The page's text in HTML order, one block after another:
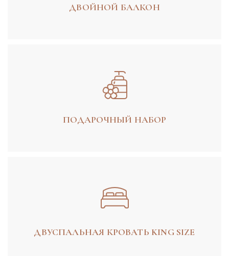
ДВОЙНОЙ БАЛКОН
ПОДАРОЧНЫЙ НАБОР
ДВУСПАЛЬНАЯ КРОВАТЬ KING SIZE